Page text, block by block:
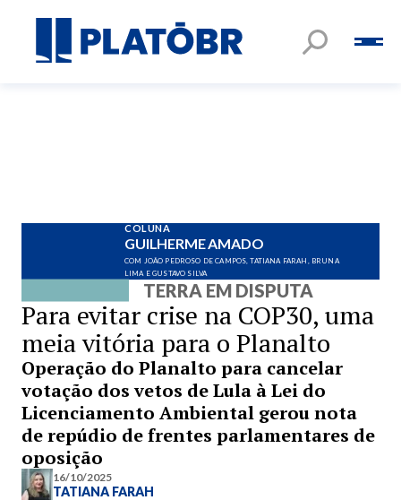
COLUNA
GUILHERME AMADO
COM JOÃO PEDROSO DE CAMPOS, TATIANA FARAH, BRUNA
LIMA E GUSTAVO SILVA
TERRA EM DISPUTA
Para evitar crise na COP30, uma
meia vitória para o Planalto
Operação do Planalto para cancelar
votação dos vetos de Lula à Lei do
Licenciamento Ambiental gerou nota
de repúdio de frentes parlamentares de
oposição
16/10/2025
TATIANA FARAH